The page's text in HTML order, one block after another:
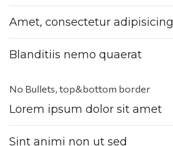
Amet, consectetur adipisicing
Blanditiis nemo quaerat
No Bullets, top&bottom border
Lorem ipsum dolor sit amet
Sint animi non ut sed